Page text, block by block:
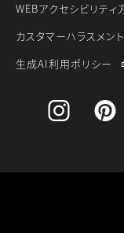
WEBアクセシビリティ
カスタマーハラスメン
生成AI利用ポリシー